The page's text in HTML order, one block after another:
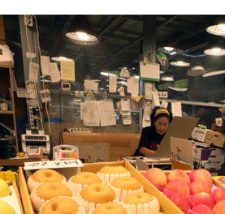
구협회 "실망과 걱정 안겨드려 죄송"
해안 최대 150㎜ 비
0.6% 나스닥 1.3%↑
의 근접…美 배상 선행돼야"
천 순회경선…박선원·최민희·서미화·
투표 누적 득표율 45.42%로 1위… 정
인천 당원투표…金 47.75%·鄭
기뻐…등번호 7번 의미보단 팀 위해 뛸
·인천 권리당원 투표 김민석 승리